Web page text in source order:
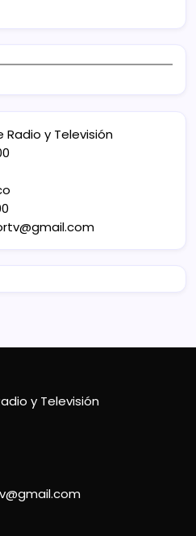
y Televisión
y Televisión